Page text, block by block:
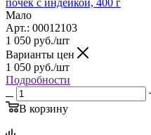
Мало
Арт.: 00012103
1 050 руб./шт
Варианты цен
1 050 руб./шт
Подробности
В корзину